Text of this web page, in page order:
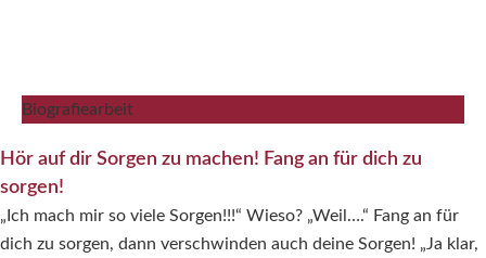
Biografiearbeit
Hör auf dir Sorgen zu machen! Fang an für dich zu
sorgen!
„Ich mach mir so viele Sorgen!!!“ Wieso? „Weil….“ Fang an für
dich zu sorgen, dann verschwinden auch deine Sorgen! „Ja klar,